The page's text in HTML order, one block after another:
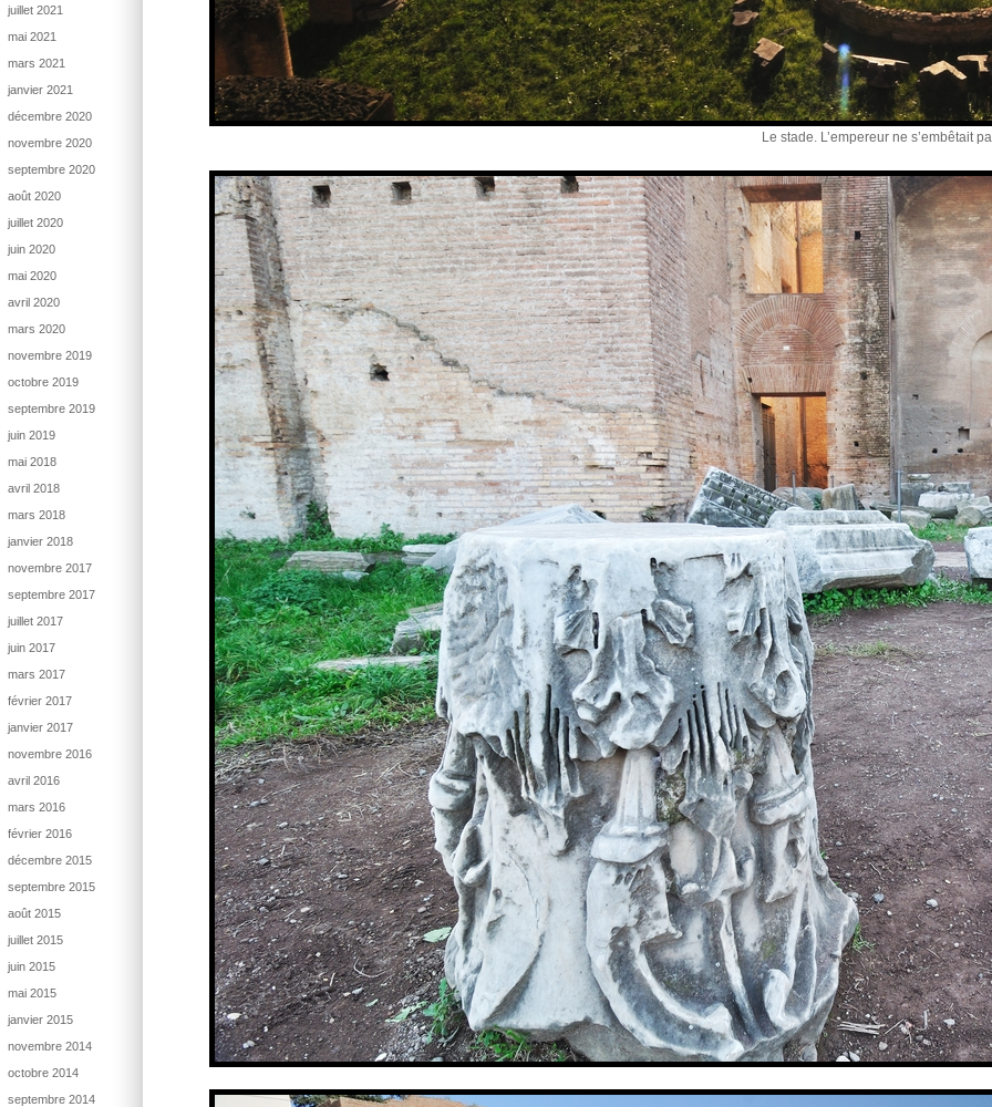
Le stade. L’empereur ne s’embêtait
juillet 2021
mai 2021
mars 2021
janvier 2021
décembre 2020
novembre 2020
septembre 2020
août 2020
juillet 2020
juin 2020
mai 2020
avril 2020
mars 2020
novembre 2019
octobre 2019
septembre 2019
juin 2019
mai 2018
avril 2018
mars 2018
janvier 2018
novembre 2017
septembre 2017
juillet 2017
juin 2017
mars 2017
février 2017
janvier 2017
novembre 2016
avril 2016
mars 2016
février 2016
décembre 2015
septembre 2015
août 2015
juillet 2015
juin 2015
mai 2015
janvier 2015
novembre 2014
octobre 2014
septembre 2014